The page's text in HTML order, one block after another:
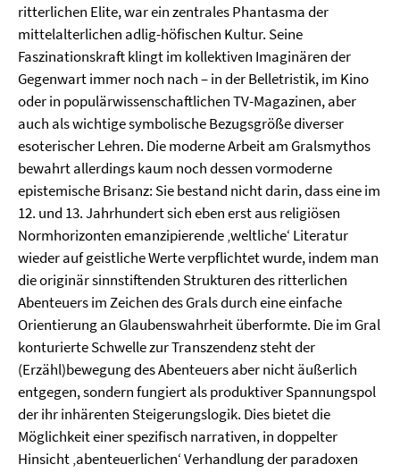
ritterlichen Elite, war ein zentrales Phantasma der
mittelalterlichen adlig-höfischen Kultur. Seine
Faszinationskraft klingt im kollektiven Imaginären der
Gegenwart immer noch nach – in der Belletristik, im Kino
oder in populärwissenschaftlichen TV-Magazinen, aber
auch als wichtige symbolische Bezugsgröße diverser
esoterischer Lehren. Die moderne Arbeit am Gralsmythos
bewahrt allerdings kaum noch dessen vormoderne
epistemische Brisanz: Sie bestand nicht darin, dass eine im
12. und 13. Jahrhundert sich eben erst aus religiösen
Normhorizonten emanzipierende ‚weltliche‘ Literatur
wieder auf geistliche Werte verpflichtet wurde, indem man
die originär sinnstiftenden Strukturen des ritterlichen
Abenteuers im Zeichen des Grals durch eine einfache
Orientierung an Glaubenswahrheit überformte. Die im Gral
konturierte Schwelle zur Transzendenz steht der
(Erzähl)bewegung des Abenteuers aber nicht äußerlich
entgegen, sondern fungiert als produktiver Spannungspol
der ihr inhärenten Steigerungslogik. Dies bietet die
Möglichkeit einer spezifisch narrativen, in doppelter
Hinsicht ‚abenteuerlichen‘ Verhandlung der paradoxen